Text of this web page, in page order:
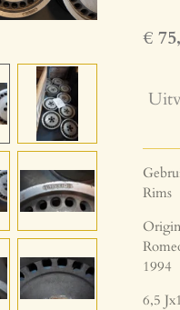
€
Rims
1994
6,5